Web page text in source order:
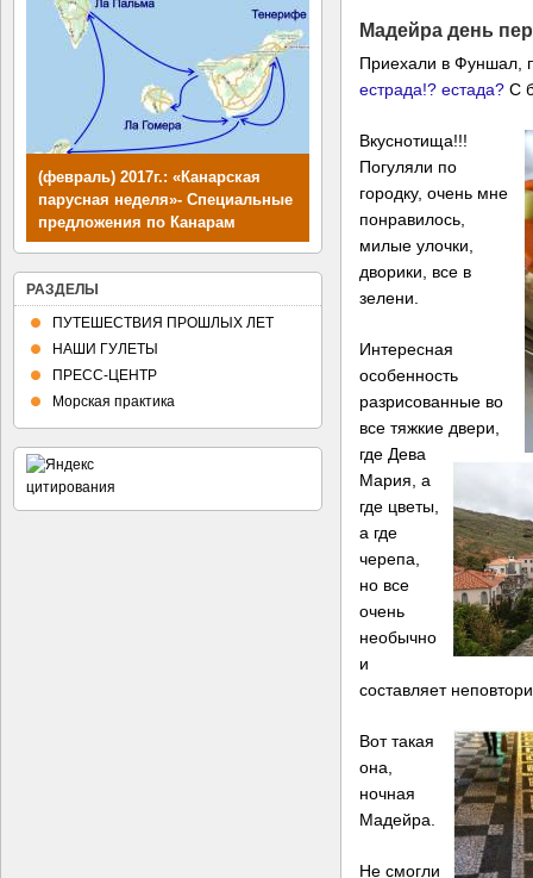
Мадейра день
Приехали в Фуншал,
естрада!? естада? С
Вкуснотища!!!
Погуляли по
городку, очень мне
понравилось,
милые улочки,
дворики, все в
зелени.
Интересная
особенность
разрисованные во
все тяжкие двери,
где Дева
Мария, а
где цветы,
а где
черепа,
но все
очень
необычно
и
составляет
Вот такая
она,
ночная
Мадейра.
Не смогли
(февраль) 2017г.: «Канарская
парусная неделя»- Специальные
предложения по Канарам
Планы путешествий
РАЗДЕЛЫ
ПУТЕШЕСТВИЯ ПРОШЛЫХ ЛЕТ
НАШИ ГУЛЕТЫ
ПРЕСС-ЦЕНТР
Морская практика